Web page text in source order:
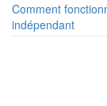
Comment
indépendant